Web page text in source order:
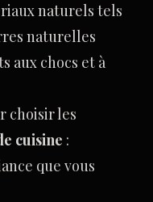
naturels tels
naturelles
aux chocs et à
choisir les
cuisine :
que vous